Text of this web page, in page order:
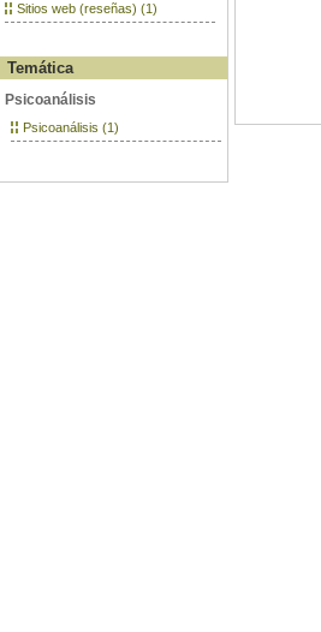
Sitios web (reseñas) (1)
Temática
Psicoanálisis
Psicoanálisis (1)